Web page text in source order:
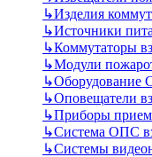
↳Изделия
↳Источники
↳Коммутаторы
↳Модули
↳Оборудование
↳Оповещатели
↳Приборы
↳Система ОПС
↳Системы